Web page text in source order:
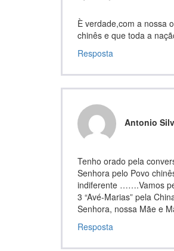
È verdade,com a nossa
chinês e que toda a
Resposta
Antonio
Tenho orado pela
Senhora pelo Povo
indiferente …….Vamos
3 “Avé-Marias” pela
Senhora, nossa Mãe e
Resposta